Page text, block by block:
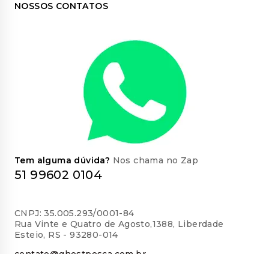
NOSSOS CONTATOS
Tem alguma dúvida? Nos chama no Zap
51 99602 0104
CNPJ: 35.005.293/0001-84
Rua Vinte e Quatro de Agosto,1388, Liberdade
Esteio, RS - 93280-014